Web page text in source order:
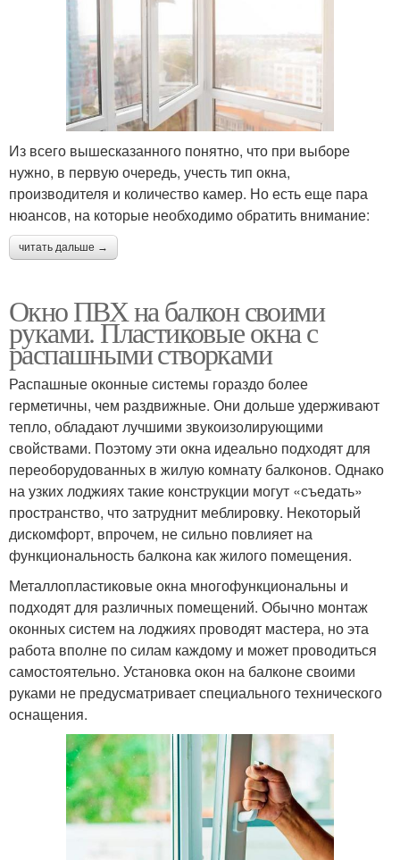
Из всего вышесказанного понятно, что при выборе
нужно, в первую очередь, учесть тип окна,
производителя и количество камер. Но есть еще пара
нюансов, на которые необходимо обратить внимание:
читать дальше →
Окно ПВХ на балкон своими
руками. Пластиковые окна с
распашными створками
Распашные оконные системы гораздо более
герметичны, чем раздвижные. Они дольше удерживают
тепло, обладают лучшими звукоизолирующими
свойствами. Поэтому эти окна идеально подходят для
переоборудованных в жилую комнату балконов. Однако
на узких лоджиях такие конструкции могут «съедать»
пространство, что затруднит меблировку. Некоторый
дискомфорт, впрочем, не сильно повлияет на
функциональность балкона как жилого помещения.
Металлопластиковые окна многофункциональны и
подходят для различных помещений. Обычно монтаж
оконных систем на лоджиях проводят мастера, но эта
работа вполне по силам каждому и может проводиться
самостоятельно. Установка окон на балконе своими
руками не предусматривает специального технического
оснащения.